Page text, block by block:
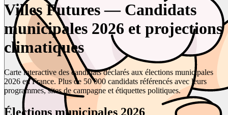
Villes Futures — Candidats
municipales 2026 et projections
climatiques
Carte interactive des candidats déclarés aux élections municipales
2026 en France. Plus de 50 000 candidats référencés avec leurs
programmes, sites de campagne et étiquettes politiques.
Élections municipales 2026